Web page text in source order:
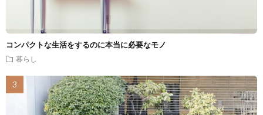
コンパクトな生活をするのに本当に必要なモノ
暮らし